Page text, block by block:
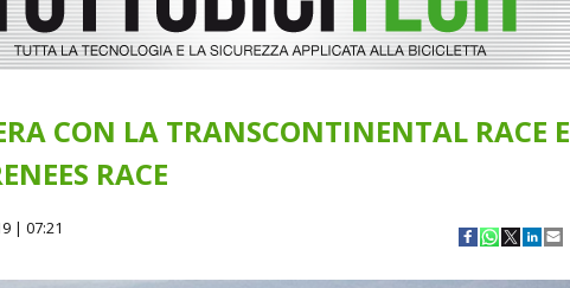
CON LA TRANSCONTINENTAL RACE E
RACE
| 07:21